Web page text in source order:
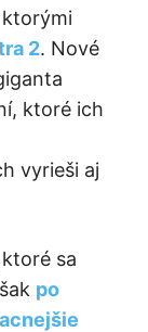
2. Nové
ktoré ich
vyrieši aj
sa
po